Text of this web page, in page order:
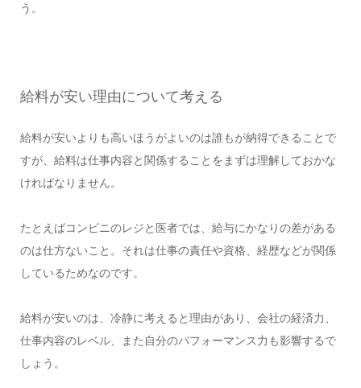
う。
給料が安い理由について考える
給料が安いよりも高いほうがよいのは誰もが納得できることで
すが、給料は仕事内容と関係することをまずは理解しておかな
ければなりません。
たとえばコンビニのレジと医者では、給与にかなりの差がある
のは仕方ないこと。それは仕事の責任や資格、経歴などが関係
しているためなのです。
給料が安いのは、冷静に考えると理由があり、会社の経済力、
仕事内容のレベル、また自分のパフォーマンス力も影響するで
しょう。